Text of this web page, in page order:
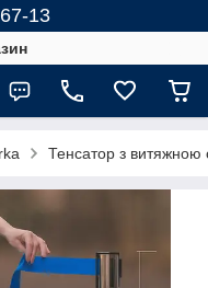
13
Тенсатор з витяжною